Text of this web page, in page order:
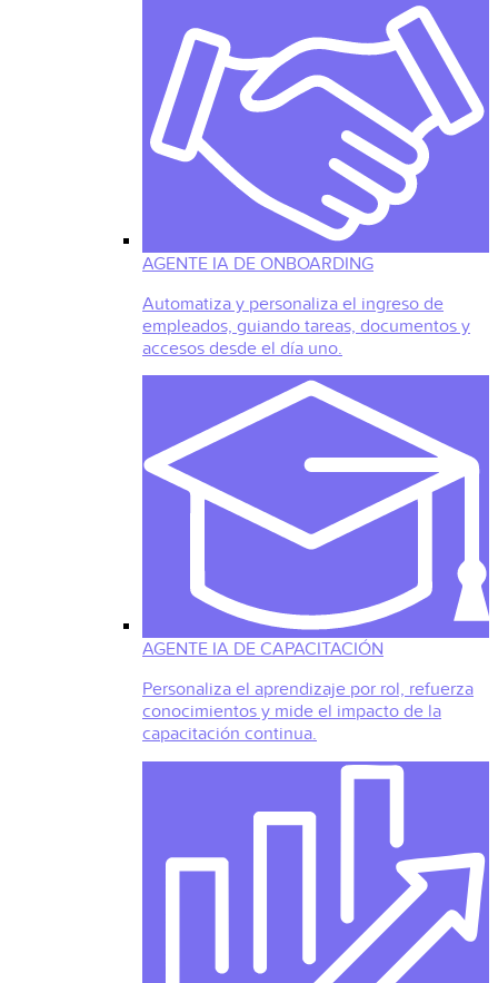
AGENTE IA DE ONBOARDING
Automatiza y personaliza el ingreso de
empleados, guiando tareas, documentos y
accesos desde el día uno.
AGENTE IA DE CAPACITACIÓN
Personaliza el aprendizaje por rol, refuerza
conocimientos y mide el impacto de la
capacitación continua.